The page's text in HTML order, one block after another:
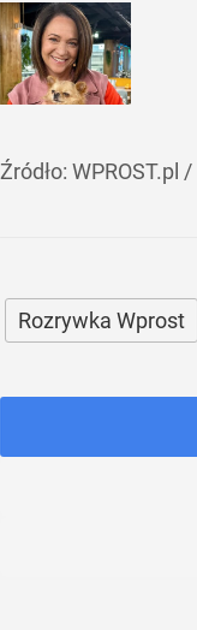
Źródło: WPROST.pl /
Rozrywka Wprost